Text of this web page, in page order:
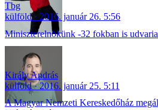
Tbg
külföld
2016. január 26. 5:56
Miniszterelnökünk -32 fokban is
Király András
külföld
2016. január 25. 5:11
A Magyar Nemzeti Kereskedőház